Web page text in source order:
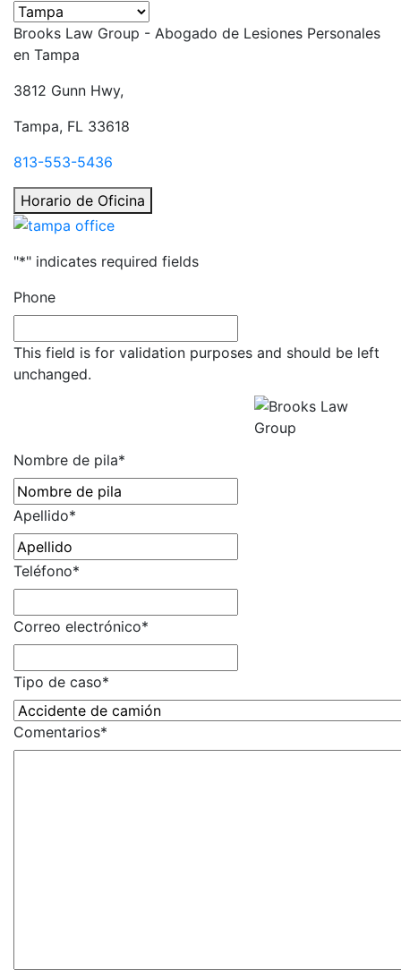
Seleccione una oficina
Brooks Law Group - Abogado de Lesiones Personales
en Tampa
3812 Gunn Hwy,
Tampa, FL 33618
813-553-5436
Horario de Oficina
"*" indicates required fields
Phone
This field is for validation purposes and should be left
unchanged.
Nombre de pila*
Apellido*
Teléfono*
Correo electrónico*
Tipo de caso*
Comentarios*